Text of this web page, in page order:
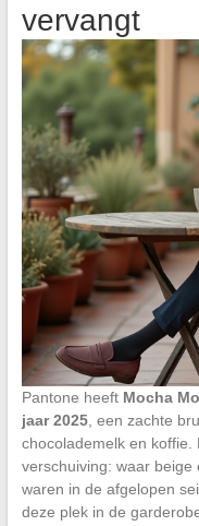
vervangt
Pantone heeft Mocha
jaar 2025, een zachte
chocolademelk en koffie.
verschuiving: waar
waren in de afgelopen
deze plek in de